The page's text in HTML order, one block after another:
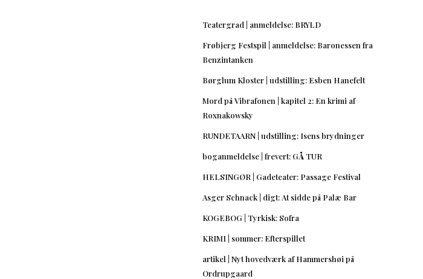
Teatergrad | anmeldelse: BRYLD
Frøbjerg Festspil | anmeldelse: Baronessen fra
Benzintanken
Børglum Kloster | udstilling: Esben Hanefelt
Mord på Vibrafonen | kapitel 2: En krimi af
Roxnakowsky
RUNDETAARN | udstilling: Isens brydninger
boganmeldelse | frevert: GÅ TUR
HELSINGØR | Gadeteater: Passage Festival
Asger Schnack | digt: At sidde på Palæ Bar
KOGEBOG | Tyrkisk: Sofra
KRIMI | sommer: Efterspillet
artikel | Nyt hovedværk af Hammershøi på
Ordrupgaard